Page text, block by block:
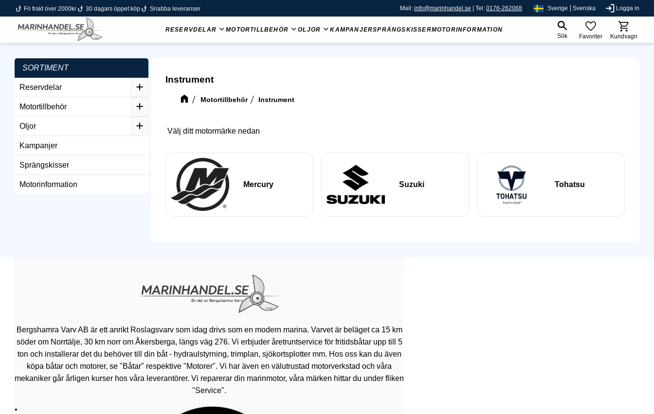
phishing Fri frakt över 2000kr phishing 30 dagars öppet köp phishing Snabba leveranser Mail:info@marinhandel.se | Tel:0176-262068 Sverige Svenska Logga in
RESERVDELAR MOTORTILLBEHÖR OLJOR KAMPANJERSPRÄNGSKISSERMOTORINFORMATION
Sök
Favoriter Kundvagn
Instrument
Motortillbehör Instrument
Välj ditt motormärke nedan
Mercury Suzuki Tohatsu
SORTIMENT
Reservdelar
Motortillbehör
Oljor
Kampanjer
Sprängskisser
Motorinformation
Bergshamra Varv AB är ett anrikt Roslagsvarv som idag drivs som en modern marina. Varvet är beläget ca 15 km
söder om Norrtälje, 30 km norr om Åkersberga, längs väg 276. Vi erbjuder åretruntservice för fritidsbåtar upp till 5
ton och installerar det du behöver till din båt - hydraulstyrning, trimplan, sjökortsplotter mm. Hos oss kan du även
köpa båtar och motorer, se "Båtar" respektive "Motorer". Vi har även en välutrustad motorverkstad och våra
mekaniker går årligen kurser hos våra leverantörer. Vi reparerar din marinmotor, våra märken hittar du under fliken
"Service".